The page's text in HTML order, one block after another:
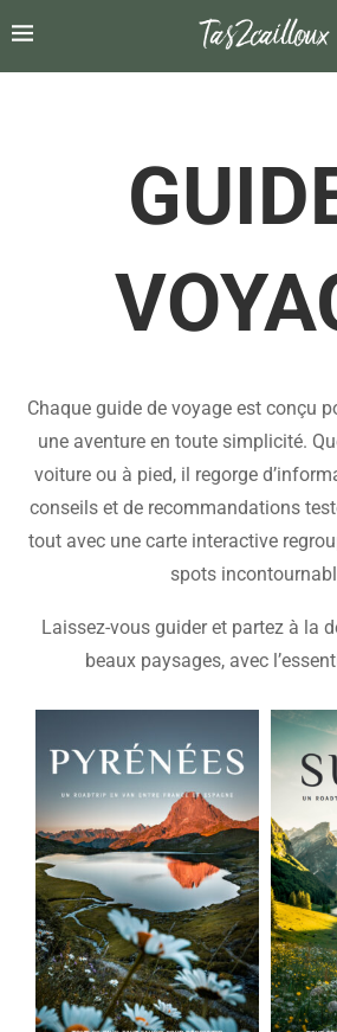
Chaque guide de voyage est conçu
une aventure en toute simplicité.
voiture ou à pied, il regorge
conseils et de recommandations
tout avec une carte interactive
spots
Laissez-vous guider et partez à la
beaux paysages, avec